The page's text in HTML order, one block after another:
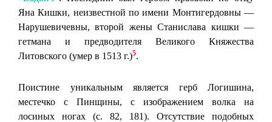
Яна Кишки, неизвестной по имени Монтигердовны —
Нарушевичевны, второй жены Станислава кишки —
гетмана и предводителя Великого Княжества
Литовского (умер в 1513 г.)5.
Поистине уникальным является герб Логишина,
местечко с Пинщины, с изображением волка на
лосиных ногах (с. 82, 181). Отсутствие подобных